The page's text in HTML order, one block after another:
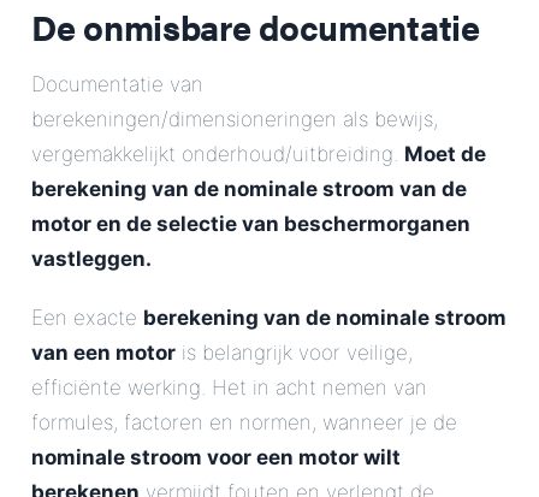
De onmisbare documentatie
Documentatie van
berekeningen/dimensioneringen als bewijs,
vergemakkelijkt onderhoud/uitbreiding. Moet de
berekening van de nominale stroom van de
motor en de selectie van beschermorganen
vastleggen.
Een exacte berekening van de nominale stroom
van een motor is belangrijk voor veilige,
efficiënte werking. Het in acht nemen van
formules, factoren en normen, wanneer je de
nominale stroom voor een motor wilt
berekenen vermijdt fouten en verlengt de